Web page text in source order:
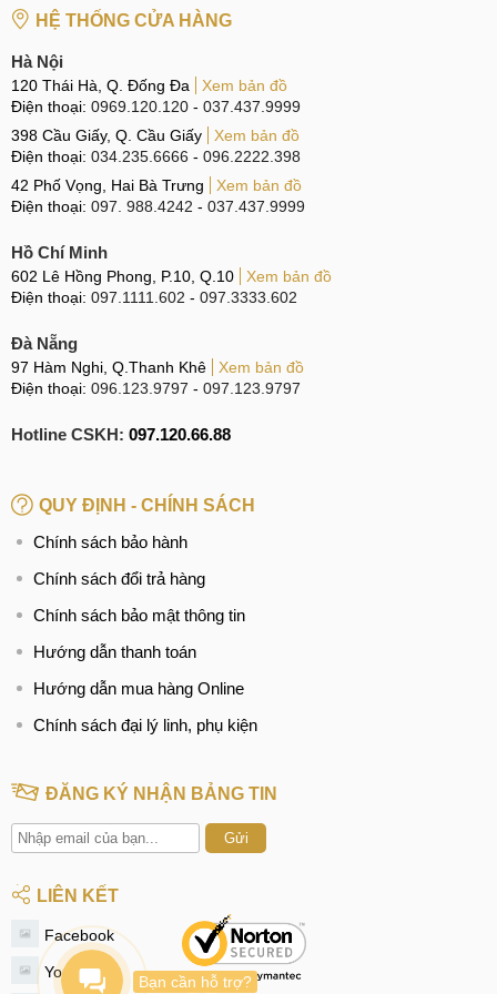
CN 4:123 Trần Quang Khải, Quận 1
Hotline:
CN 5:602 Lê Hồng Phong, Quận 10
Hotline:097.3333.602
Tại Đà Nẵng
Hotline:097.123.9797
Tìm kiếm liên quan khác
thay mic Samsung Galaxy M12 lấy ngay
thay mic điện thoại Samsung Galaxy M12 ở đâu
HỆ THỐNG CỬA HÀNG
Hà Nội
120 Thái Hà, Q. Đống Đa
Xem bản đồ
Điện thoại: 0969.120.120 - 037.437.9999
398 Cầu Giấy, Q. Cầu Giấy
Xem bản đồ
Điện thoại: 034.235.6666 - 096.2222.398
42 Phố Vọng, Hai Bà Trưng
Xem bản đồ
Điện thoại: 097. 988.4242 - 037.437.9999
Hồ Chí Minh
602 Lê Hồng Phong, P.10, Q.10
Xem bản đồ
Điện thoại: 097.1111.602 - 097.3333.602
Đà Nẵng
97 Hàm Nghi, Q.Thanh Khê
Xem bản đồ
Điện thoại: 096.123.9797 - 097.123.9797
Hotline CSKH: 097.120.66.88
QUY ĐỊNH - CHÍNH SÁCH
Chính sách bảo hành
Chính sách đổi trả hàng
Chính sách bảo mật thông tin
Hướng dẫn thanh toán
Hướng dẫn mua hàng Online
Chính sách đại lý linh, phụ kiện
ĐĂNG KÝ NHẬN BẢNG TIN
Gửi
LIÊN KẾT
Facebook
Youtube
Bạn cần hỗ trợ?